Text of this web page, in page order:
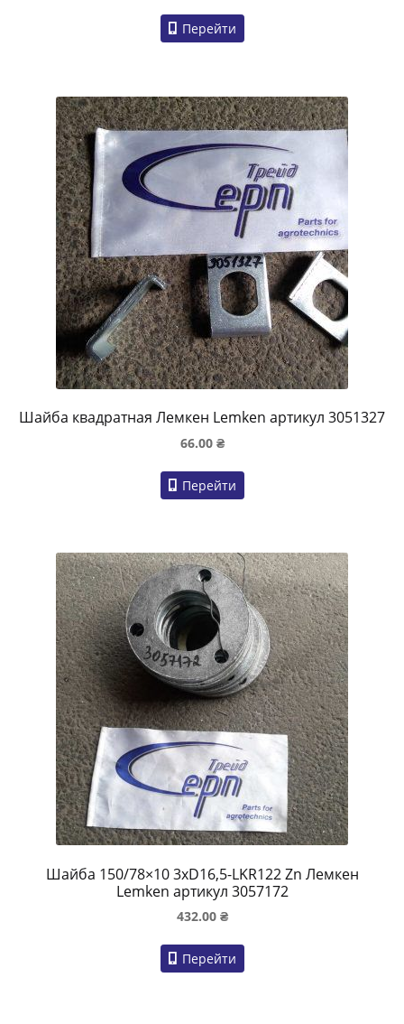
Перейти
Шайба квадратная Лемкен Lemken артикул 3051327
66.00 ₴
Перейти
Шайба 150/78×10 3xD16,5-LKR122 Zn Лемкен
Lemken артикул 3057172
432.00 ₴
Перейти